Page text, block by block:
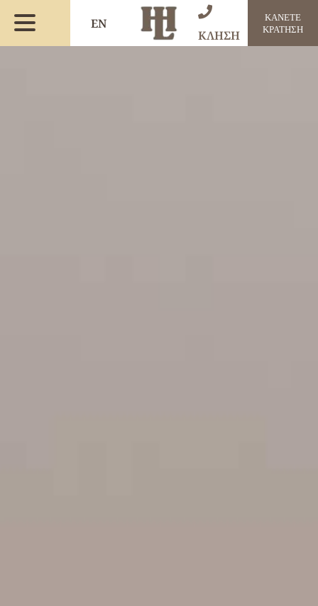
EN
ΚΛΗΣΗ
ΚΑΝΕΤΕ
ΚΡΑΤΗΣΗ